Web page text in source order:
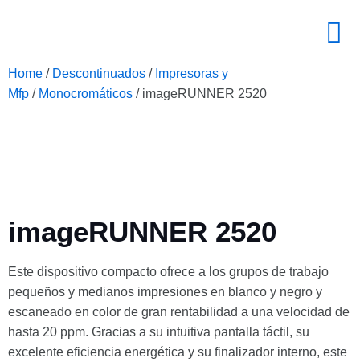
Home / Descontinuados / Impresoras y
Mfp / Monocromáticos / imageRUNNER 2520
imageRUNNER 2520
Este dispositivo compacto ofrece a los grupos de trabajo
pequeños y medianos impresiones en blanco y negro y
escaneado en color de gran rentabilidad a una velocidad de
hasta 20 ppm. Gracias a su intuitiva pantalla táctil, su
excelente eficiencia energética y su finalizador interno, este